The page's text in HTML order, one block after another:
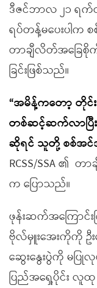
ဒီဇင်ဘာလ ၂၁
ရပ်တန့်မပေးပါက
တာချီလိတ်အခြေစို
ခြင်းဖြစ်သည်။
“အမိန့်ကတော့ တိုင်
တစ်ဆင့်ဆက်လာပြီ
ဆိုရင် သူတို့ စစ်အင်အ
RCSS/SSA ၏
က ပြောသည်။
ဖုန်းဆက်အကြောင်း
ဗိုလ်မှူးအေးကိုကို ဦ
ဆွေးနွေးပွဲကို မပြု
ပြည်အရှေ့ပိုင်း လူထု